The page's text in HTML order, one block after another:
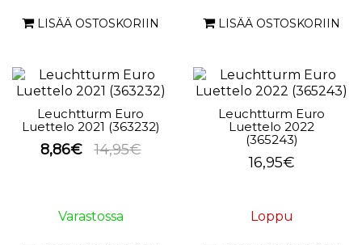
LISÄÄ OSTOSKORIIN LISÄÄ OSTOSKORIIN
Leuchtturm Euro
Luettelo 2021 (363232)
8,86€ 14,95€
Varastossa
Leuchtturm Euro
Luettelo 2022
(365243)
16,95€
Loppu